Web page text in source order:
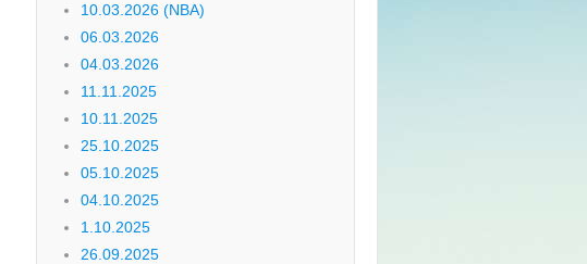
10.03.2026 (NBA)
06.03.2026
04.03.2026
11.11.2025
10.11.2025
25.10.2025
05.10.2025
04.10.2025
1.10.2025
26.09.2025